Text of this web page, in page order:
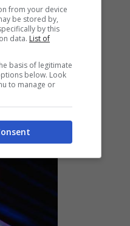
su
from your device
be stored by,
by this
data. List of
basis of legitimate
below. Look
to manage or